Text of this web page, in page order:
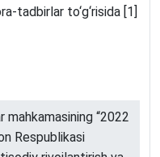
tadbirlar to‘g‘risida [1]
mahkamasining “2022
Respublikasi